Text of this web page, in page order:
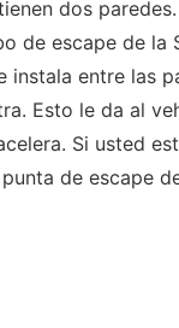
dos
de escape de
instala entre las
Esto le da al
Si usted
de escape